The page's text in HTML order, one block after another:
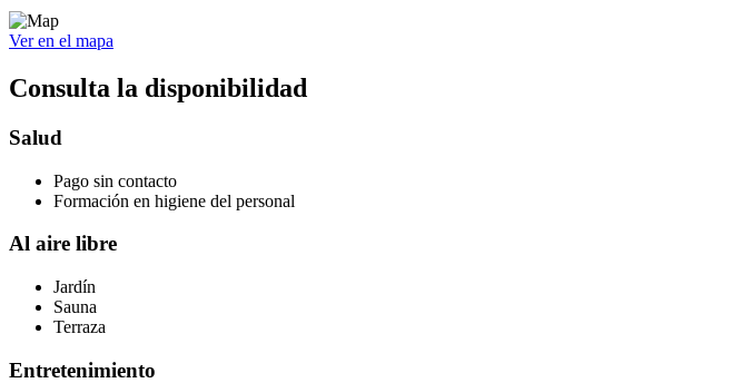
Ver en el mapa
Consulta la disponibilidad
Salud
Pago sin contacto
Formación en higiene del personal
Al aire libre
Jardín
Sauna
Terraza
Entretenimiento